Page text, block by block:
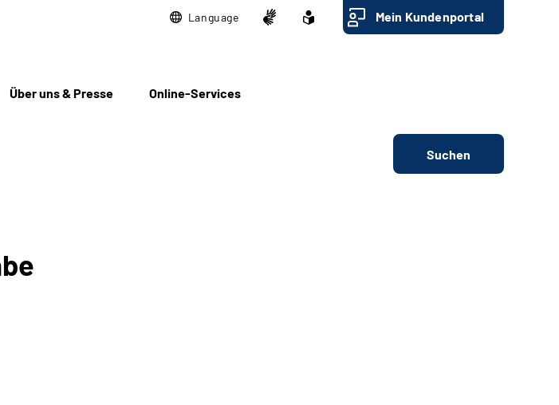
Language Mein Kundenportal
Über uns & Presse Online-Services
Suchen